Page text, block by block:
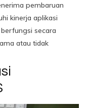
pembaruan
kinerja aplikasi
secara
atau tidak